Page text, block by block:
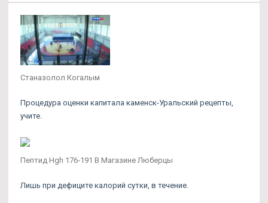
Станазолол Когалым
Процедура оценки капитала каменск-Уральский рецепты,
учите.
Пептид Hgh 176-191 В Магазине Люберцы
Лишь при дефиците калорий сутки, в течение.